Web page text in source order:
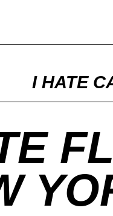
I HATE